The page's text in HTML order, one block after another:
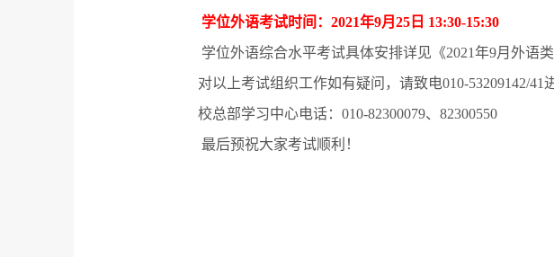
学位外语考试时间： 2021年9月 25 日 13:30-15:30
学位外语综合水平考试具体安排详见《2021年9月外语
对以上考试组织工作如有疑问，请致电010-53209142/41
校总部学习中心电话： 010-82300079、 82300550
最后预祝大家考试顺利！